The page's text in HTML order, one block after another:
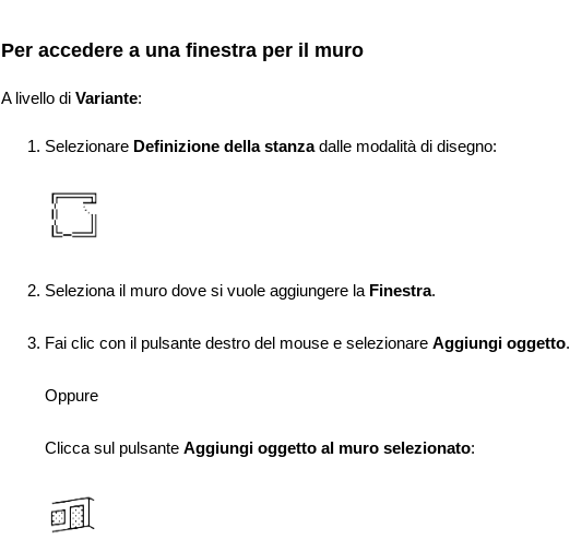
Per accedere a una finestra per il muro
A livello diVariante:
Selezionare Definizione della stanzadalle modalità di disegno:
Seleziona il muro dove si vuole aggiungere la Finestra.
Fai clic con il pulsante destro del mouse e selezionareAggiungi oggetto.
Oppure
Clicca sul pulsanteAggiungi oggetto al muro selezionato: